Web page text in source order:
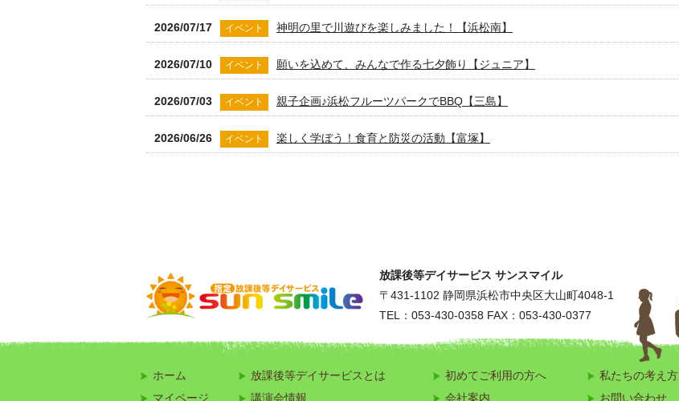
2026/07/17 イベント 神明の里で川遊びを楽しみました！【浜松南】
2026/07/10 イベント 願いを込めて、みんなで作る七夕飾り【ジュニア】
2026/07/03 イベント 親子企画♪浜松フルーツパークでBBQ【三島】
2026/06/26 イベント 楽しく学ぼう！食育と防災の活動【富塚】
2026/05/29 イベント みんなで挑戦！パンポン大会【袋井春岡】
2026/05/22 はじめてのファーム！ドキドキ乗馬体験【上西】
2026/05/08 イベント みんなで作るGWの鯉のぼり【佐鳴台】
放課後等デイサービス サンスマイル
〒431-1102 静岡県浜松市中央区大山町4048-1
TEL：053-430-0358 FAX：053-430-0377
ホーム 放課後等デイサービスとは 初めてご利用の方へ 私たちの考え方
マイページ
講演会情報 会社案内 お問い合わせ